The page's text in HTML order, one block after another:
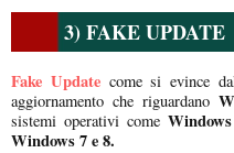
3) FAKE UPDATE
Fake Updatecome si evince
aggiornamento che riguardano
sistemi operativi come
Windows 7 e 8.